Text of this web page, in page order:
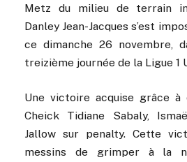
Metz du milieu de terrain
Danley Jean-Jacques s’est
ce dimanche 26 novembre,
treizième journée de la Ligue 1
Une victoire acquise grâce à
Cheick Tidiane Sabaly,
Jallow sur penalty. Cette
messins de grimper à la